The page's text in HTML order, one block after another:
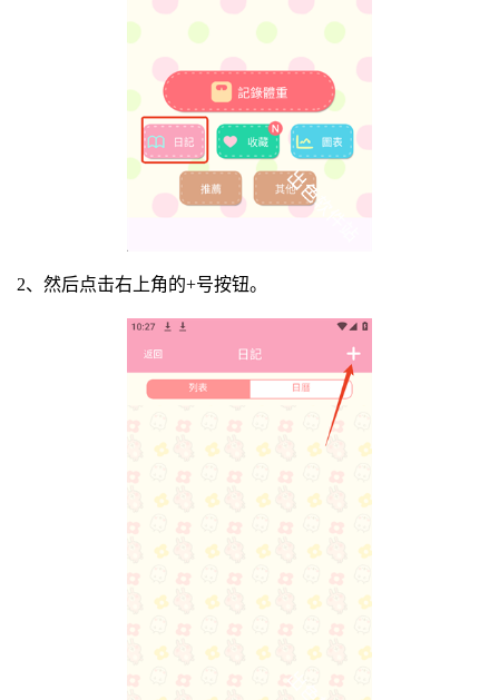
2、然后点击右上角的+号按钮。